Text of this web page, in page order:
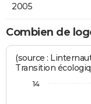
2005
Combien de
(source :
Transition
14